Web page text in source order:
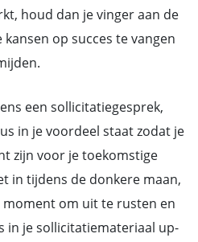
houd dan je vinger aan de
op succes te vangen
een sollicitatiegesprek,
in je voordeel staat zodat je
zijn voor je toekomstige
in tijdens de donkere maan,
om uit te rusten en
in je sollicitatiemateriaal up-